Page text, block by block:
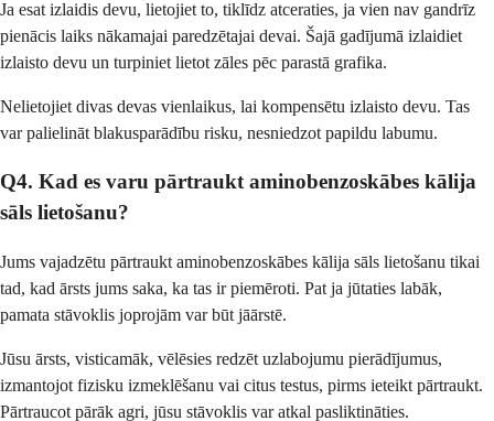
Ja esat izlaidis devu, lietojiet to, tiklīdz atceraties, ja vien nav gandrīz
pienācis laiks nākamajai paredzētajai devai. Šajā gadījumā izlaidiet
izlaisto devu un turpiniet lietot zāles pēc parastā grafika.
Nelietojiet divas devas vienlaikus, lai kompensētu izlaisto devu. Tas
var palielināt blakusparādību risku, nesniedzot papildu labumu.
Q4. Kad es varu pārtraukt aminobenzoskābes kālija
sāls lietošanu?
Jums vajadzētu pārtraukt aminobenzoskābes kālija sāls lietošanu tikai
tad, kad ārsts jums saka, ka tas ir piemēroti. Pat ja jūtaties labāk,
pamata stāvoklis joprojām var būt jāārstē.
Jūsu ārsts, visticamāk, vēlēsies redzēt uzlabojumu pierādījumus,
izmantojot fizisku izmeklēšanu vai citus testus, pirms ieteikt pārtraukt.
Pārtraucot pārāk agri, jūsu stāvoklis var atkal pasliktināties.